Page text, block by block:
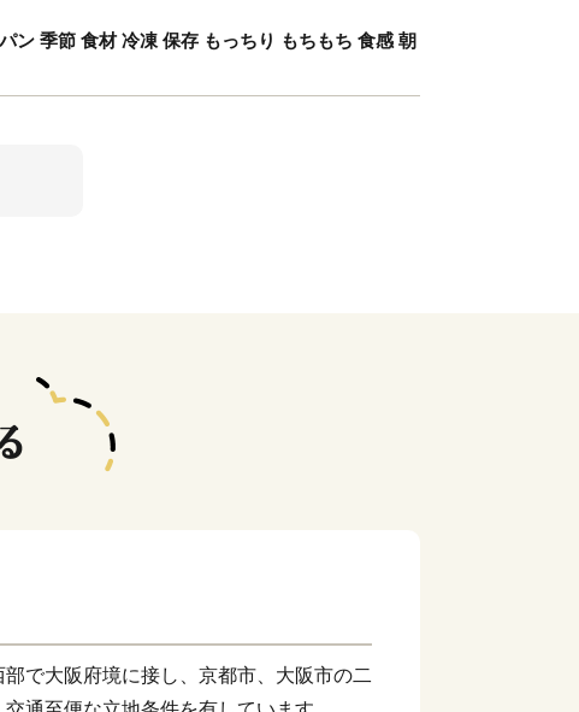
ン 季節 食材 冷凍 保存 もっちり もちもち 食感 朝
で大阪府境に接し、京都市、大阪市の二